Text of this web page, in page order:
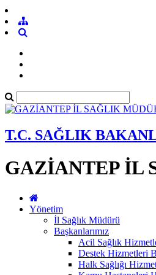
T.C. SAĞLIK
GAZİANTEP İL
Yönetim
İl Sağlık Müdürü
Başkanlarımız
Acil Sağlık
Destek Hizmetleri
Halk Sağlığı